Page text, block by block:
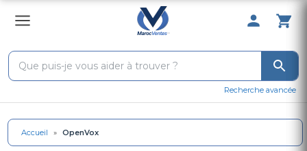
0 Produit
Recherche avancée
Accueil » OpenVox